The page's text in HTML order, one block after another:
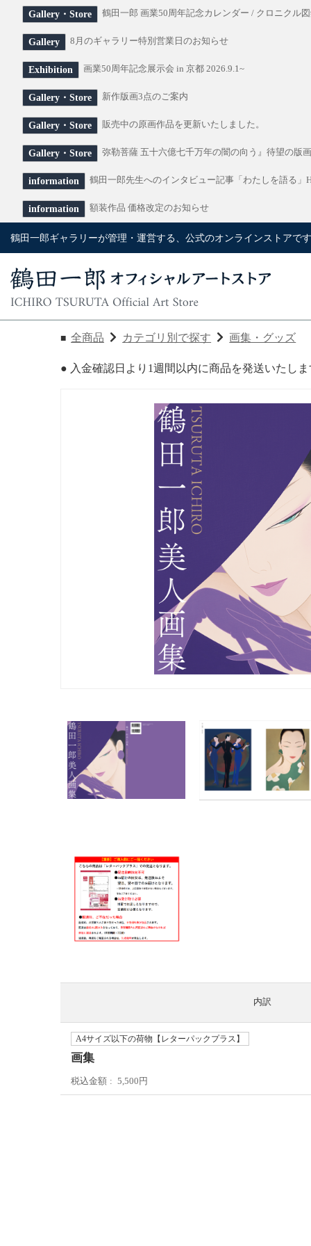
Gallery・Store 鶴田一郎 画業50周年記念カレンダー / クロニクル
Gallery 8月のギャラリー特別営業日のお知らせ
Exhibition 画業50周年記念展示会 in 京都 2026.9.1~
Gallery・Store 新作版画3点のご案内
Gallery・Store 販売中の原画作品を更新いたしました。
Gallery・Store 弥勒菩薩 五十六億七千万年の闇の向う』待望の版
information 鶴田一郎先生へのインタビュー記事「わたしを語る」
information 額装作品 価格改定のお知らせ
鶴田一郎ギャラリーが管理・運営する、公式のオンラインストアで
全商品 カテゴリ別で探す 画集・グッズ
● 入金確認日より1週間以内に商品を発送いたし
内訳
A4サイズ以下の荷物【レターパックプラス】
画集
税込金額 5,500円